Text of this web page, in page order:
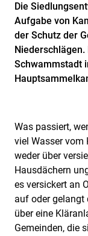
Die
Aufgabe von
der Schutz der
Schwammstadt
Was passiert,
viel Wasser
weder über
Hausdächern
es versickert an
auf oder gelangt
über eine
Gemeinden, die